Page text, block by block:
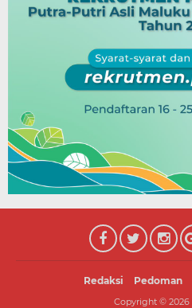
Redaksi Pedoman
Copyright © 2026